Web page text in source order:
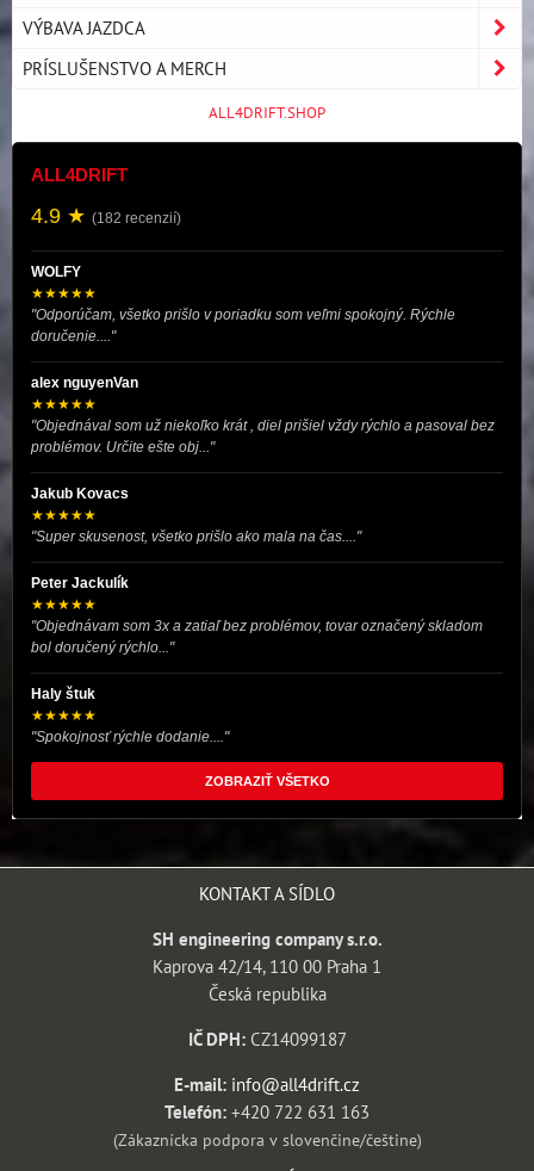
VÝBAVA JAZDCA
PRÍSLUŠENSTVO A MERCH
ALL4DRIFT.SHOP
ALL4DRIFT
4.9 ★ (182 recenzií)
WOLFY
★★★★★
"Odporúčam, všetko prišlo v poriadku som veľmi spokojný. Rýchle
doručenie...."
alex nguyenVan
★★★★★
"Objednával som už niekoľko krát , diel prišiel vždy rýchlo a pasoval bez
problémov. Určite ešte obj..."
Jakub Kovacs
★★★★★
"Super skusenost, všetko prišlo ako mala na čas...."
Peter Jackulík
★★★★★
"Objednávam som 3x a zatiaľ bez problémov, tovar označený skladom
bol doručený rýchlo..."
Haly štuk
★★★★★
"Spokojnosť rýchle dodanie...."
ZOBRAZIŤ VŠETKO
KONTAKT A SÍDLO
SH engineering company s.r.o.
Kaprova 42/14, 110 00 Praha 1
Česká republika
IČ DPH:CZ14099187
E-mail: info@all4drift.cz
Telefón: +420 722 631 163
(Zákaznícka podpora v slovenčine/češtine)